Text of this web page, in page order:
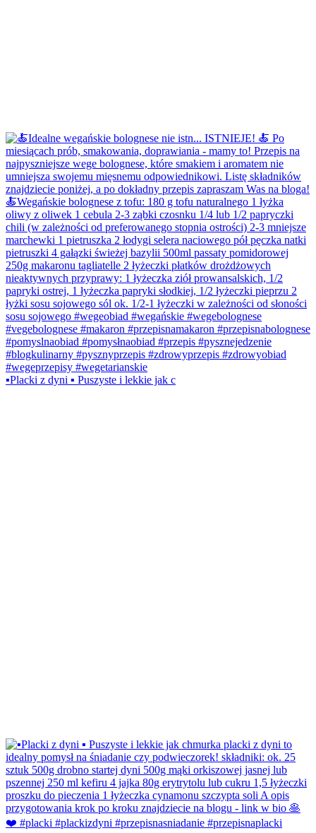
▪️Placki z dyni ▪️ Puszyste i lekkie jak c